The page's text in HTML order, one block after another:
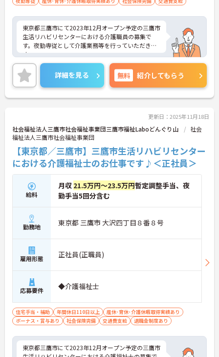
東京都三鷹市にて2023年12月オープン予定の三鷹市
生活リハビリセンターにおける介護職員の募集で
す。夜勤専従として介護業務等を行っていただきま
す。
ご利用者一人ひとりに寄り添って介護サービスを提
供していただける方を募集しています。
ご興味のある方には、面接対策ポイントなど、さら
に詳細をお話しいたしますのでお気軽にご相談くだ
さい！
詳細を見る 無料 紹介してもらう
更新日：2025年11月18日
社会福祉法人三鷹市社会福祉事業団三鷹市福祉Laboどんぐり山
社会
福祉法人三鷹市社会福祉事業団
【東京都／三鷹市】三鷹市生活リハビリセンター
における介護福祉士のお仕事です♪＜正社員＞
給料
月収 21.5万円～23.5万円暫定調整手当、夜
勤手当5回分含む
勤務地 東京都 三鷹市 大沢四丁目８番８号
雇用形態 正社員(正職員)
応募要件 ◆介護福祉士
住宅手当・補助 年間休日110日以上
産休･育休･介護休暇取得実績あり
ボーナス・賞与あり
社会保険完備 交通費支給 退職金制度あり
東京都三鷹市にて2023年12月オープン予定の三鷹市